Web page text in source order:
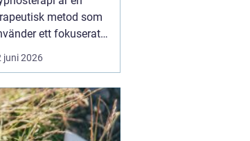
metod som
ett fokuserat
avslappnat
för att
Genom
kombinera
med
juni 2026